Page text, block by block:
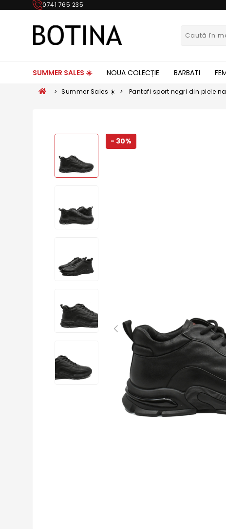
0741 765 235
SUMMER SALES ☀️ NOUA COLECȚIE BARBATI
> Summer Sales ☀️ > Pantofi sport negri din piele
- 30%